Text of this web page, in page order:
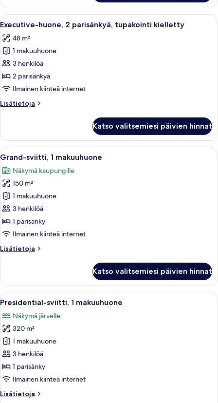
2
parisänkyä,
tupakointi
järvinäköala
Avaa
kaikki
huonetyypin
Executive-
huone,
2
parisänkyä,
kielletty
Moderni hotellihuone, jossa on
12
Executive-huone, 2 parisänkyä, tupakointi kielletty
48 m²
1 makuuhuone
3 henkilöä
2 parisänkyä
Ilmainen kiinteä internet
Lisätietoja
Lisätietoja
2
parisänkyä,
tupakointi
Katso valitsemiesi päivien hinnat
Avaa
kaikki
huonetyypin
Grand-
sviitti,
1
makuuhuone
kuvat
Moderni hotellihuone, jossa on
15
Grand-sviitti, 1 makuuhuone
Näkymä kaupungille
150 m²
1 makuuhuone
3 henkilöä
1 parisänky
Ilmainen kiinteä internet
Lisätietoja
Lisätietoja
1
makuuhuone
Katso valitsemiesi päivien hinnat
Avaa
kaikki
huonetyypin
Presidential-
sviitti,
1
makuuhuone
kuvat
Moderni hotellihuone, jossa on
13
Presidential-sviitti, 1 makuuhuone
Näkymä järvelle
320 m²
1 makuuhuone
3 henkilöä
1 parisänky
Ilmainen kiinteä internet
Lisätietoja
Lisätietoja